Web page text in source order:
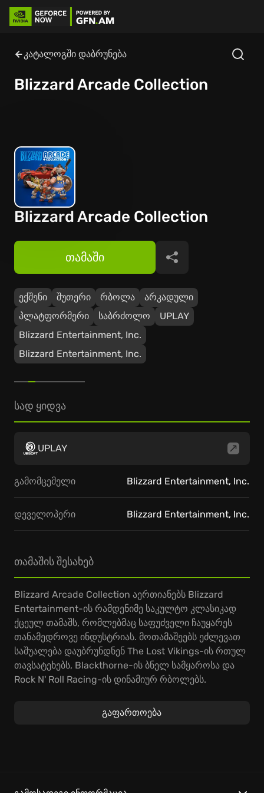
კატალოგში დაბრუნება
Blizzard Arcade Collection
Blizzard Arcade Collection
ექშენი შუთერი რბოლა
არკადული
პლატფორმერი
საბრძოლო
UPLAY
Blizzard Entertainment, Inc.
Blizzard Entertainment, Inc.
თამაში გაზიარება
თამაშის შესახებ
Blizzard Arcade Collection აერთიანებს Blizzard
Entertainment-ის რამდენიმე საკულტო კლასიკად
ქცეულ თამაშს, რომლებმაც საფუძველი ჩაუყარეს
თანამედროვე ინდუსტრიას. მოთამაშეებს ეძლევათ
საშუალება დაუბრუნდნენ The Lost Vikings-ის რთულ
თავსატეხებს, Blackthorne-ის ბნელ სამყაროსა და
Rock N' Roll Racing-ის დინამიურ რბოლებს.
ატმოსფეროს, თუმცა სთავაზობს მომხმარებელს
გაუმჯობესებულ მექანიკასა და ვიზუალურ დეტალებს.
გაფართოება
სად ყიდვა
UPLAY
გამომცემელი Blizzard Entertainment, Inc.
დეველოპერი Blizzard Entertainment, Inc.